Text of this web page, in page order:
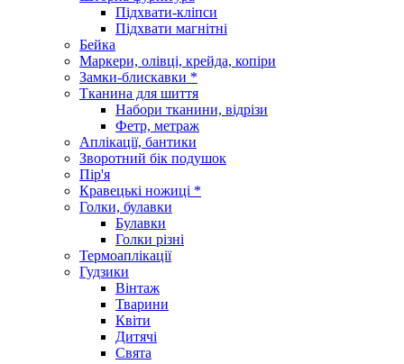
Підхвати-кліпси
Підхвати магнітні
Бейка
Маркери, олівці, крейда, копіри
Замки-блискавки *
Тканина для шиття
Набори тканини, відрізи
Фетр, метраж
Аплікації, бантики
Зворотний бік подушок
Пір'я
Кравецькі ножиці *
Голки, булавки
Булавки
Голки різні
Термоаплікації
Гудзики
Вінтаж
Тварини
Квіти
Дитячі
Свята